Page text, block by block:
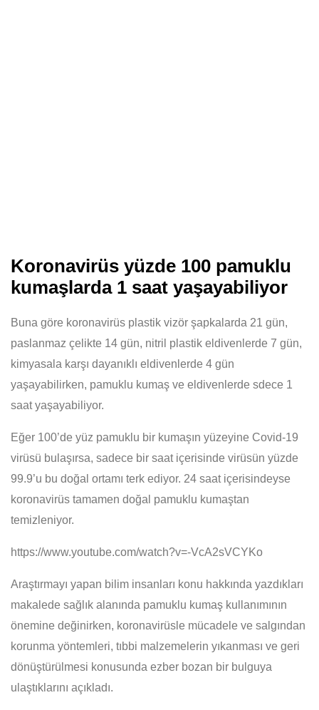
Koronavirüs yüzde 100 pamuklu
kumaşlarda 1 saat yaşayabiliyor
Buna göre koronavirüs plastik vizör şapkalarda 21 gün,
paslanmaz çelikte 14 gün, nitril plastik eldivenlerde 7 gün,
kimyasala karşı dayanıklı eldivenlerde 4 gün
yaşayabilirken, pamuklu kumaş ve eldivenlerde sdece 1
saat yaşayabiliyor.
Eğer 100’de yüz pamuklu bir kumaşın yüzeyine Covid-19
virüsü bulaşırsa, sadece bir saat içerisinde virüsün yüzde
99.9’u bu doğal ortamı terk ediyor. 24 saat içerisindeyse
koronavirüs tamamen doğal pamuklu kumaştan
temizleniyor.
https://www.youtube.com/watch?v=-VcA2sVCYKo
Araştırmayı yapan bilim insanları konu hakkında yazdıkları
makalede sağlık alanında pamuklu kumaş kullanımının
önemine değinirken, koronavirüsle mücadele ve salgından
korunma yöntemleri, tıbbi malzemelerin yıkanması ve geri
dönüştürülmesi konusunda ezber bozan bir bulguya
ulaştıklarını açıkladı.